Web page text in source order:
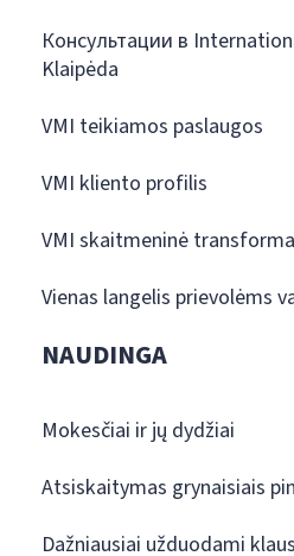
Консультации в
Klaipėda
VMI teikiamos paslaugos
VMI kliento profilis
VMI skaitmeninė
Vienas langelis prievolėms
NAUDINGA
Mokesčiai ir jų dydžiai
Atsiskaitymas grynaisiais
Dažniausiai užduodami